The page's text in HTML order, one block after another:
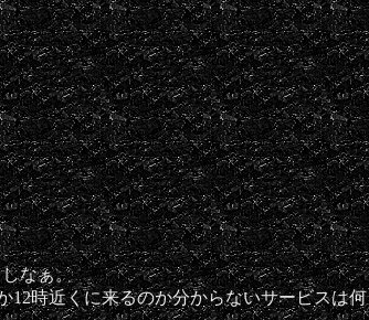
なぁ。
時近くに来るのか分からないサービスは